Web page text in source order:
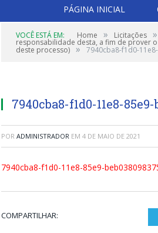
PÁGINA INICIAL
VOCÊ ESTÁ EM: Home » Licitações »
responsabilidade desta, a fim de prover
deste processo) » 7940cba8-f1d0-
7940cba8-f1d0-11e8-
POR ADMINISTRADOR EM 4 DE MAIO DE 2021
7940cba8-f1d0-11e8-85e9-
COMPARTILHAR: